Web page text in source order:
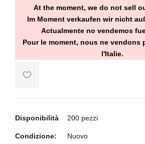
At the moment, we do not sell
Im Moment verkaufen wir nicht
Actualmente no vendemos
Pour le moment, nous ne vendons
l'Italie.
Disponibilità 200 pezzi
Condizione: Nuovo